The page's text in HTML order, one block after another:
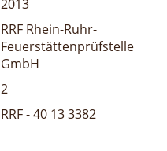
2013
RRF Rhein-Ruhr-
Feuerstättenprüfstelle
GmbH
2
RRF - 40 13 3382